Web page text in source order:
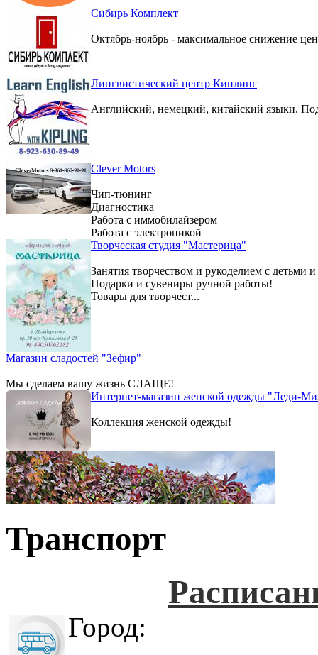
Сибирь Комплект
Октябрь-ноябрь - максимальное снижение
Лингвистический центр Киплинг
Английский, немецкий, китайский языки.
Clever Motors
Чип-тюнинг
Диагностика
Работа с иммобилайзером
Работа с электроникой
Творческая студия "Мастерица"
Занятия творчеством и рукоделием с детьми
Подарки и сувениры ручной работы!
Товары для творчест...
Магазин сладостей "Зефир"
Мы сделаем вашу жизнь СЛАЩЕ!
Интернет-магазин женской одежды "Леди-
Коллекция женской одежды!
Транспорт
Город: